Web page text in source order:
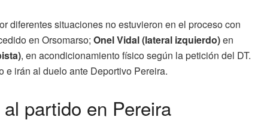
diferentes situaciones no estuvieron en el proceso con
en Orsomarso; Onel Vidal (lateral izquierdo)en
, en acondicionamiento físico según la petición del DT.
e irán al duelo ante Deportivo Pereira.
partido en Pereira